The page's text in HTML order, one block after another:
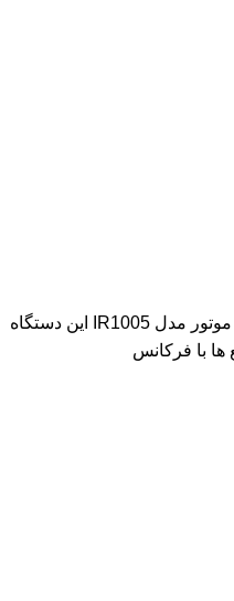
معرفی محصول : دستگاه تستر شمع موتور مدل IR1005 این دستگاه
با فرکانس